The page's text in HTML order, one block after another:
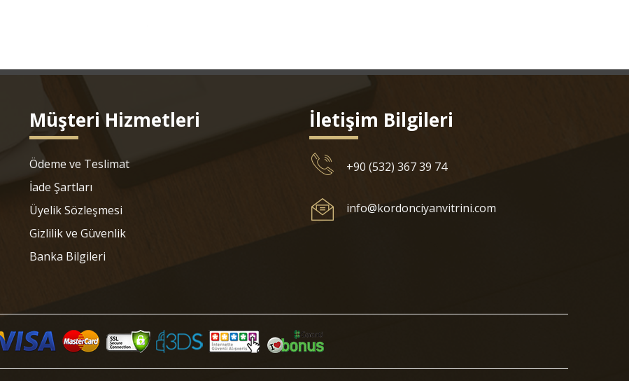
Müşteri Hizmetleri
Ödeme ve Teslimat
İade Şartları
Üyelik Sözleşmesi
Gizlilik ve Güvenlik
Banka Bilgileri
İletişim Bilgileri
+90 (532) 367 39 74
info@kordonciyanvitrini.com